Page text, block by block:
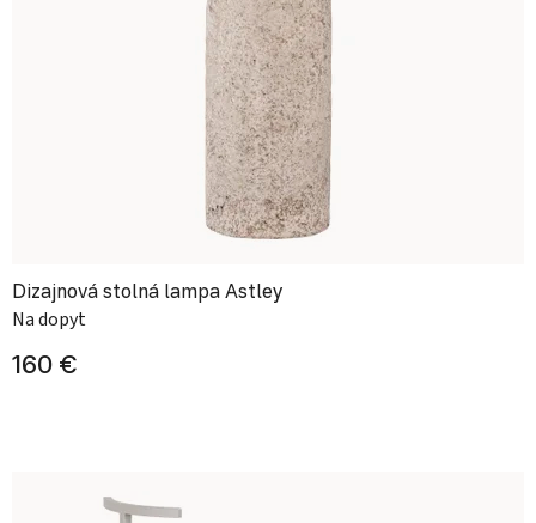
Dizajnová stolná lampa Astley
Na dopyt
160 €